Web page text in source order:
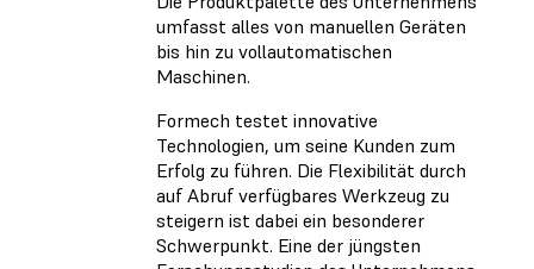
umfasst alles von manuellen Geräten
bis hin zu vollautomatischen
Maschinen.
Formech testet innovative
Technologien, um seine Kunden zum
Erfolg zu führen. Die Flexibilität durch
auf Abruf verfügbares Werkzeug zu
steigern ist dabei ein besonderer
Schwerpunkt. Eine der jüngsten